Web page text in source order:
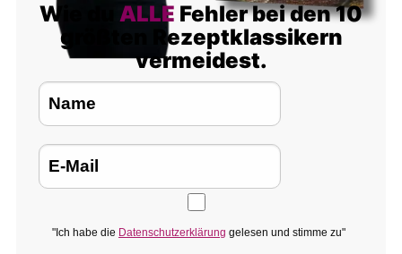
Wie du ALLE Fehler bei den 10
größten Rezeptklassikern
vermeidest.
"Ich habe die Datenschutzerklärung gelesen und stimme zu"